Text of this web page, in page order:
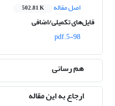
اصل مقاله
502.81 K
فایل‌های تکمیلی/اضافی
5-98.pdf
هم رسانی
ارجاع به این مقاله